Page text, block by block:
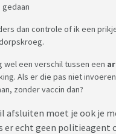
dan controle of ik een
een verschil tussen een
Als er die pas niet
zonder vaccin dan?
afsluiten moet je ook je
er echt geen politieagent